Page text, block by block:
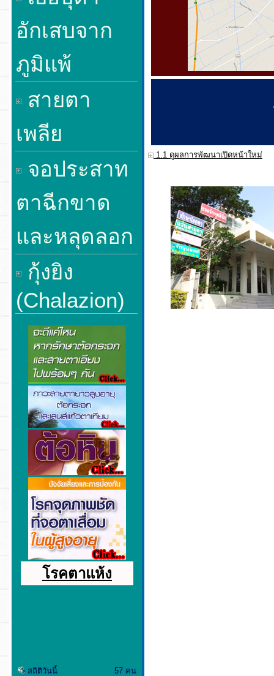
อักเสบจาก
ภูมิแพ้
สายตา
เพลีย
จอประสาท
ตาฉีกขาด
และหลุดลอก
กุ้งยิง
(Chalazion)
โรคตาแห้ง
สถิติวันนี้
57 คน
1.1 ดูผลการพัฒนาเปิดหน้าใหม่